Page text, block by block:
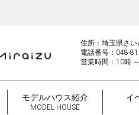
住所：埼玉県さ
電話番号：048-
営業時間：10時
モデルハウス紹介
MODEL HOUSE
イ